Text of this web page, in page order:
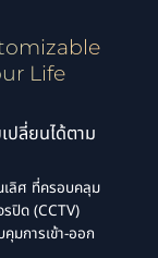
Life
ปลี่ยนได้ตาม
ลิศ ที่ครอบคลุม
ปิด (CCTV)
มการเข้า-ออก